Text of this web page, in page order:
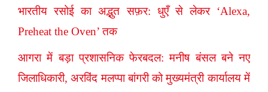
भारतीय रसोई का अद्भुत सफ़र: धुएँ से लेकर ‘Alexa,
Preheat the Oven’ तक
आगरा में बड़ा प्रशासनिक फेरबदल: मनीष बंसल बने नए
जिलाधिकारी, अरविंद मलप्पा बांगरी को मुख्यमंत्री कार्यालय में